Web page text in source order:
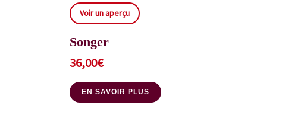
Voir un aperçu
Songer
36,00€
EN SAVOIR PLUS